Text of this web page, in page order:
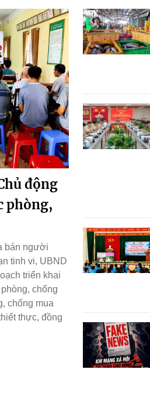
động
phòng,
bán người
tinh vi, UBND
triển khai
chống
chống mua
thực, đồng